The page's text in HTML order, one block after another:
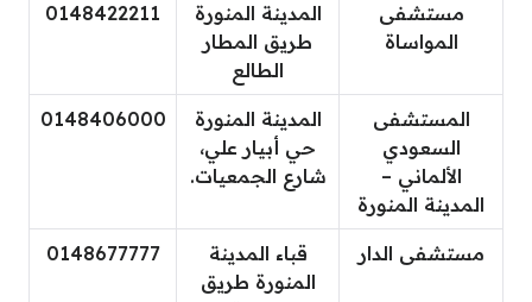
مستشفى
المواساة
المدينة المنورة
طريق المطار
الطالع
0148422211
المستشفى
السعودي
الألماني –
المدينة المنورة
المدينة المنورة
حي أبيار علي،
شارع الجمعيات.
0148406000
مستشفى الدار
قباء المدينة
المنورة طريق
0148677777